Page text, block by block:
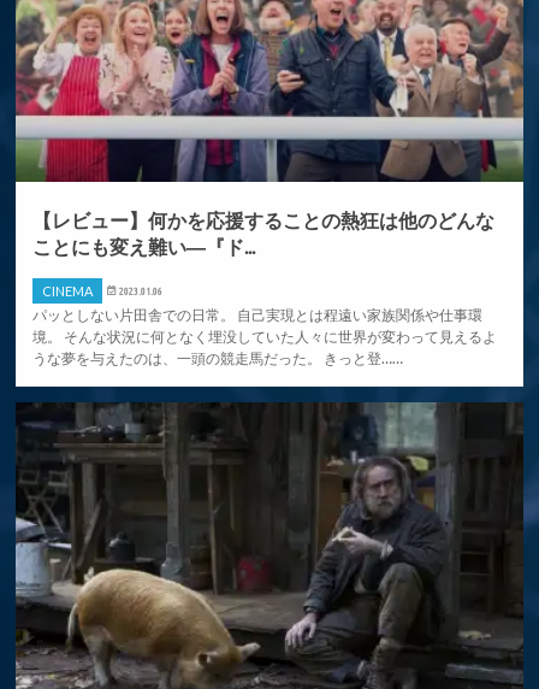
【レビュー】何かを応援することの熱狂は他のどんな
ことにも変え難い―『ド...
CINEMA 2023.01.06
パッとしない片田舎での日常。 自己実現とは程遠い家族関係や仕事環
境。 そんな状況に何となく埋没していた人々に世界が変わって見えるよ
うな夢を与えたのは、一頭の競走馬だった。 きっと登……